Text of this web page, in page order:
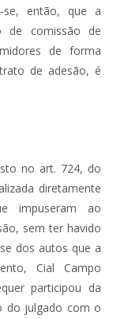
se, então, que a
de comissão de
de forma
de adesão, é
no art. 724, do
diretamente
impuseram ao
sem ter havido
dos autos que a
Cial Campo
participou da
do julgado com o